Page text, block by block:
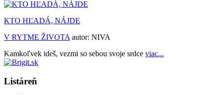
KTO HĽADÁ, NÁJDE
V RYTME ŽIVOTA autor: NIVA
Kamkoľvek ideš, vezmi so sebou svoje srdce viac...
Listáreň